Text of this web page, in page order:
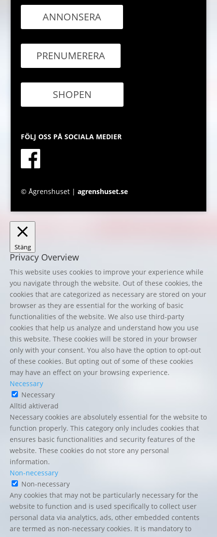
ANNONSERA
PRENUMERERA
SHOPEN
FÖLJ OSS PÅ SOCIALA MEDIER
© Ågrenshuset | agrenshuset.se
Stäng
Privacy Overview
This website uses cookies to improve your experience while
you navigate through the website. Out of these cookies, the
cookies that are categorized as necessary are stored on your
browser as they are essential for the working of basic
functionalities of the website. We also use third-party
cookies that help us analyze and understand how you use
this website. These cookies will be stored in your browser
only with your consent. You also have the option to opt-out
of these cookies. But opting out of some of these cookies
may have an effect on your browsing experience.
Necessary
Necessary
Alltid aktiverad
Necessary cookies are absolutely essential for the website to
function properly. This category only includes cookies that
ensures basic functionalities and security features of the
website. These cookies do not store any personal
information.
Non-necessary
Non-necessary
Any cookies that may not be particularly necessary for the
website to function and is used specifically to collect user
personal data via analytics, ads, other embedded contents
are termed as non-necessary cookies. It is mandatory to